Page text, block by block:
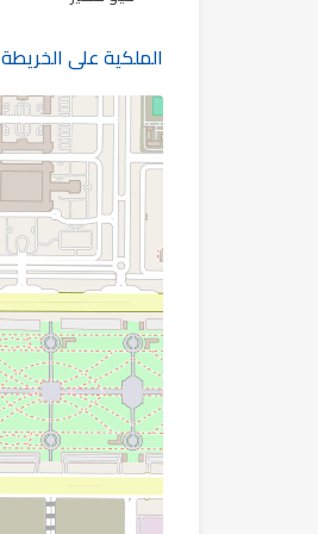
الملكية على الخريطة